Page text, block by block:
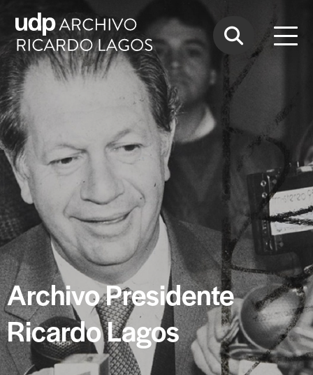
Archivo Presidente
Ricardo Lagos